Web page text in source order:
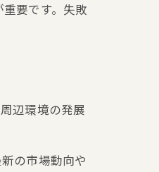
要です。失敗
辺環境の発展
の市場動向や